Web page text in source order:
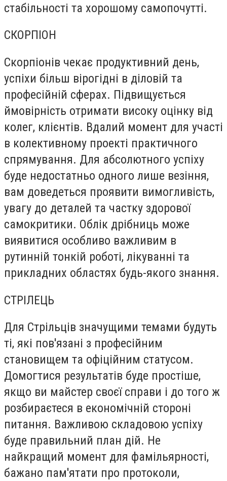
стабільності та хорошому самопочутті.
СКОРПІОН
Скорпіонів чекає продуктивний день,
успіхи більш вірогідні в діловій та
професійній сферах. Підвищується
ймовірність отримати високу оцінку від
колег, клієнтів. Вдалий момент для участі
в колективному проекті практичного
спрямування. Для абсолютного успіху
буде недостатньо одного лише везіння,
вам доведеться проявити вимогливість,
увагу до деталей та частку здорової
самокритики. Облік дрібниць може
виявитися особливо важливим в
рутинній тонкій роботі, лікуванні та
прикладних областях будь-якого знання.
СТРІЛЕЦЬ
Для Стрільців значущими темами будуть
ті, які пов'язані з професійним
становищем та офіційним статусом.
Домогтися результатів буде простіше,
якщо ви майстер своєї справи і до того ж
розбираєтеся в економічній стороні
питання. Важливою складовою успіху
буде правильний план дій. Не
найкращий момент для фамільярності,
бажано пам'ятати про протоколи,